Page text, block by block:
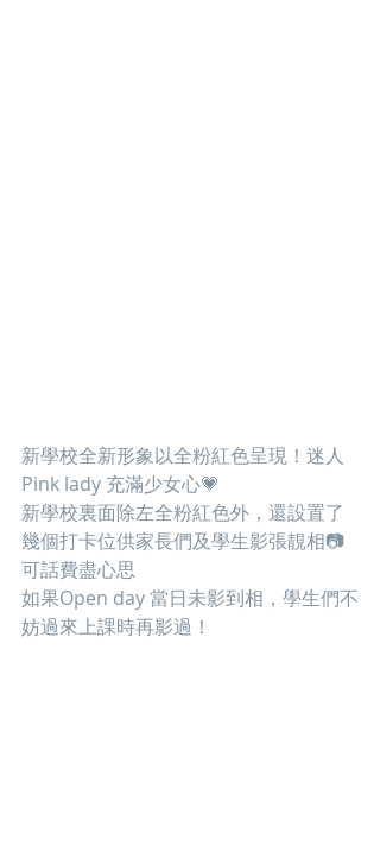
新學校全新形象以全粉紅色呈現！迷人
Pink lady 充滿少女心💗
新學校裏面除左全粉紅色外，還設置了
幾個打卡位供家長們及學生影張靚相📷
可話費盡心思
如果Open day 當日未影到相，學生們不
妨過來上課時再影過！